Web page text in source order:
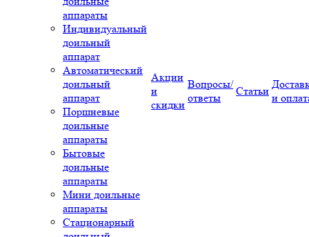
аппараты
Индивидуальный
доильный
аппарат
Автоматический
доильный
аппарат
Поршневые
доильные
аппараты
Бытовые
доильные
аппараты
Мини доильные
аппараты
Стационарный
Акции
и
скидки
Вопросы/
ответы
Статьи
и